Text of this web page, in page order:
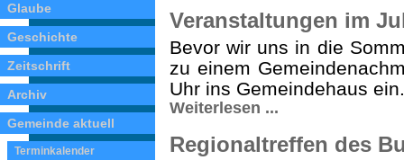
Glaube
Geschichte
Zeitschrift
Archiv
Gemeinde aktuell
Terminkalender
Veranstaltungen im
Bevor wir uns in die
zu einem
Uhr ins Gemeindehaus ein.
Weiterlesen ...
Regionaltreffen des